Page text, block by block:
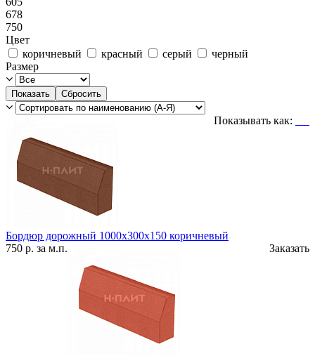
678
750
Цвет
коричневый
красный серый
черный
Размер
Показывать как:
Бордюр дорожный 1000х300х150 коричневый
750 р. за м.п. Заказать